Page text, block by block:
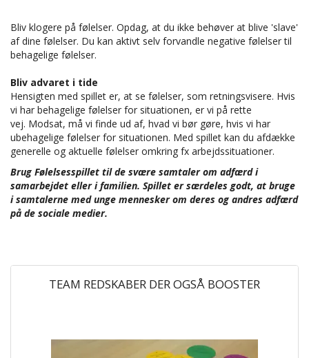
Bliv klogere på følelser. Opdag, at du ikke behøver at blive 'slave'
af dine følelser. Du kan aktivt selv forvandle negative følelser til
behagelige følelser.
Bliv advaret i tide
Hensigten med spillet er, at se følelser, som retningsvisere. Hvis
vi har behagelige følelser for situationen, er vi på rette
vej. Modsat, må vi finde ud af, hvad vi bør gøre, hvis vi har
ubehagelige følelser for situationen. Med spillet kan du afdække
generelle og aktuelle følelser omkring fx arbejdssituationer.
Brug Følelsesspillet til de svære samtaler om adfærd i
samarbejdet eller i familien. Spillet er særdeles godt, at bruge
i samtalerne med unge mennesker om deres og andres adfærd
på de sociale medier.
TEAM REDSKABER DER OGSÅ BOOSTER